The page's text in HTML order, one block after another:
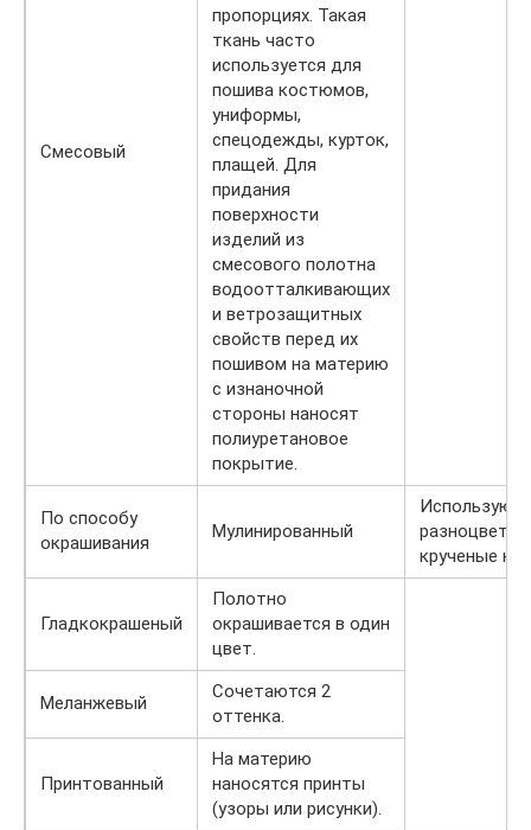
Смесовый
пропорциях. Такая
ткань часто
используется для
пошива костюмов,
униформы,
спецодежды, курток,
плащей. Для
придания
поверхности
изделий из
смесового полотна
водоотталкивающих
и ветрозащитных
свойств перед их
пошивом на материю
с изнаночной
стороны наносят
полиуретановое
покрытие.
По способу
окрашивания
Мулинированный
крученые
Гладкокрашеный
Полотно
окрашивается в один
цвет.
Меланжевый
Сочетаются 2
оттенка.
Принтованный
На материю
наносятся принты
(узоры или рисунки).